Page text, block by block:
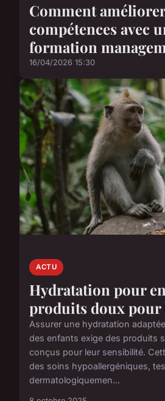
Comment
compétences avec
formation
16/04/2026 15:30
ACTU
Hydratation pour
produits doux pour
Assurer une hydratation
des enfants exige des produits
conçus pour leur sensibilité.
des soins hypoallergéniques,
dermatologiquemen...